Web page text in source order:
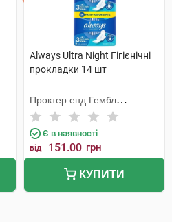
Always Ultra Night Гігієнічні
прокладки 14 шт
Проктер енд Гембл
Мануфекчурінг
Є в наявності
від 151.00 грн
КУПИТИ